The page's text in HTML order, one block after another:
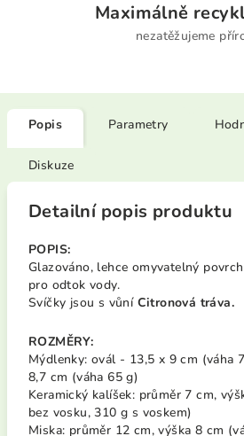
Maximálně
nezatěžujeme
Popis Parametry
Diskuze
Detailní popis produktu
POPIS:
Glazováno, lehce omyvatelný
pro odtok vody.
Svíčky jsou s vůní Citronová tráva.
ROZMĚRY:
Mýdlenky: ovál - 13,5 x 9 cm (váha
8,7 cm (váha 65 g)
Keramický kalíšek: průměr 7 cm,
bez vosku, 310 g s voskem)
Miska: průměr 12 cm, výška 8 cm